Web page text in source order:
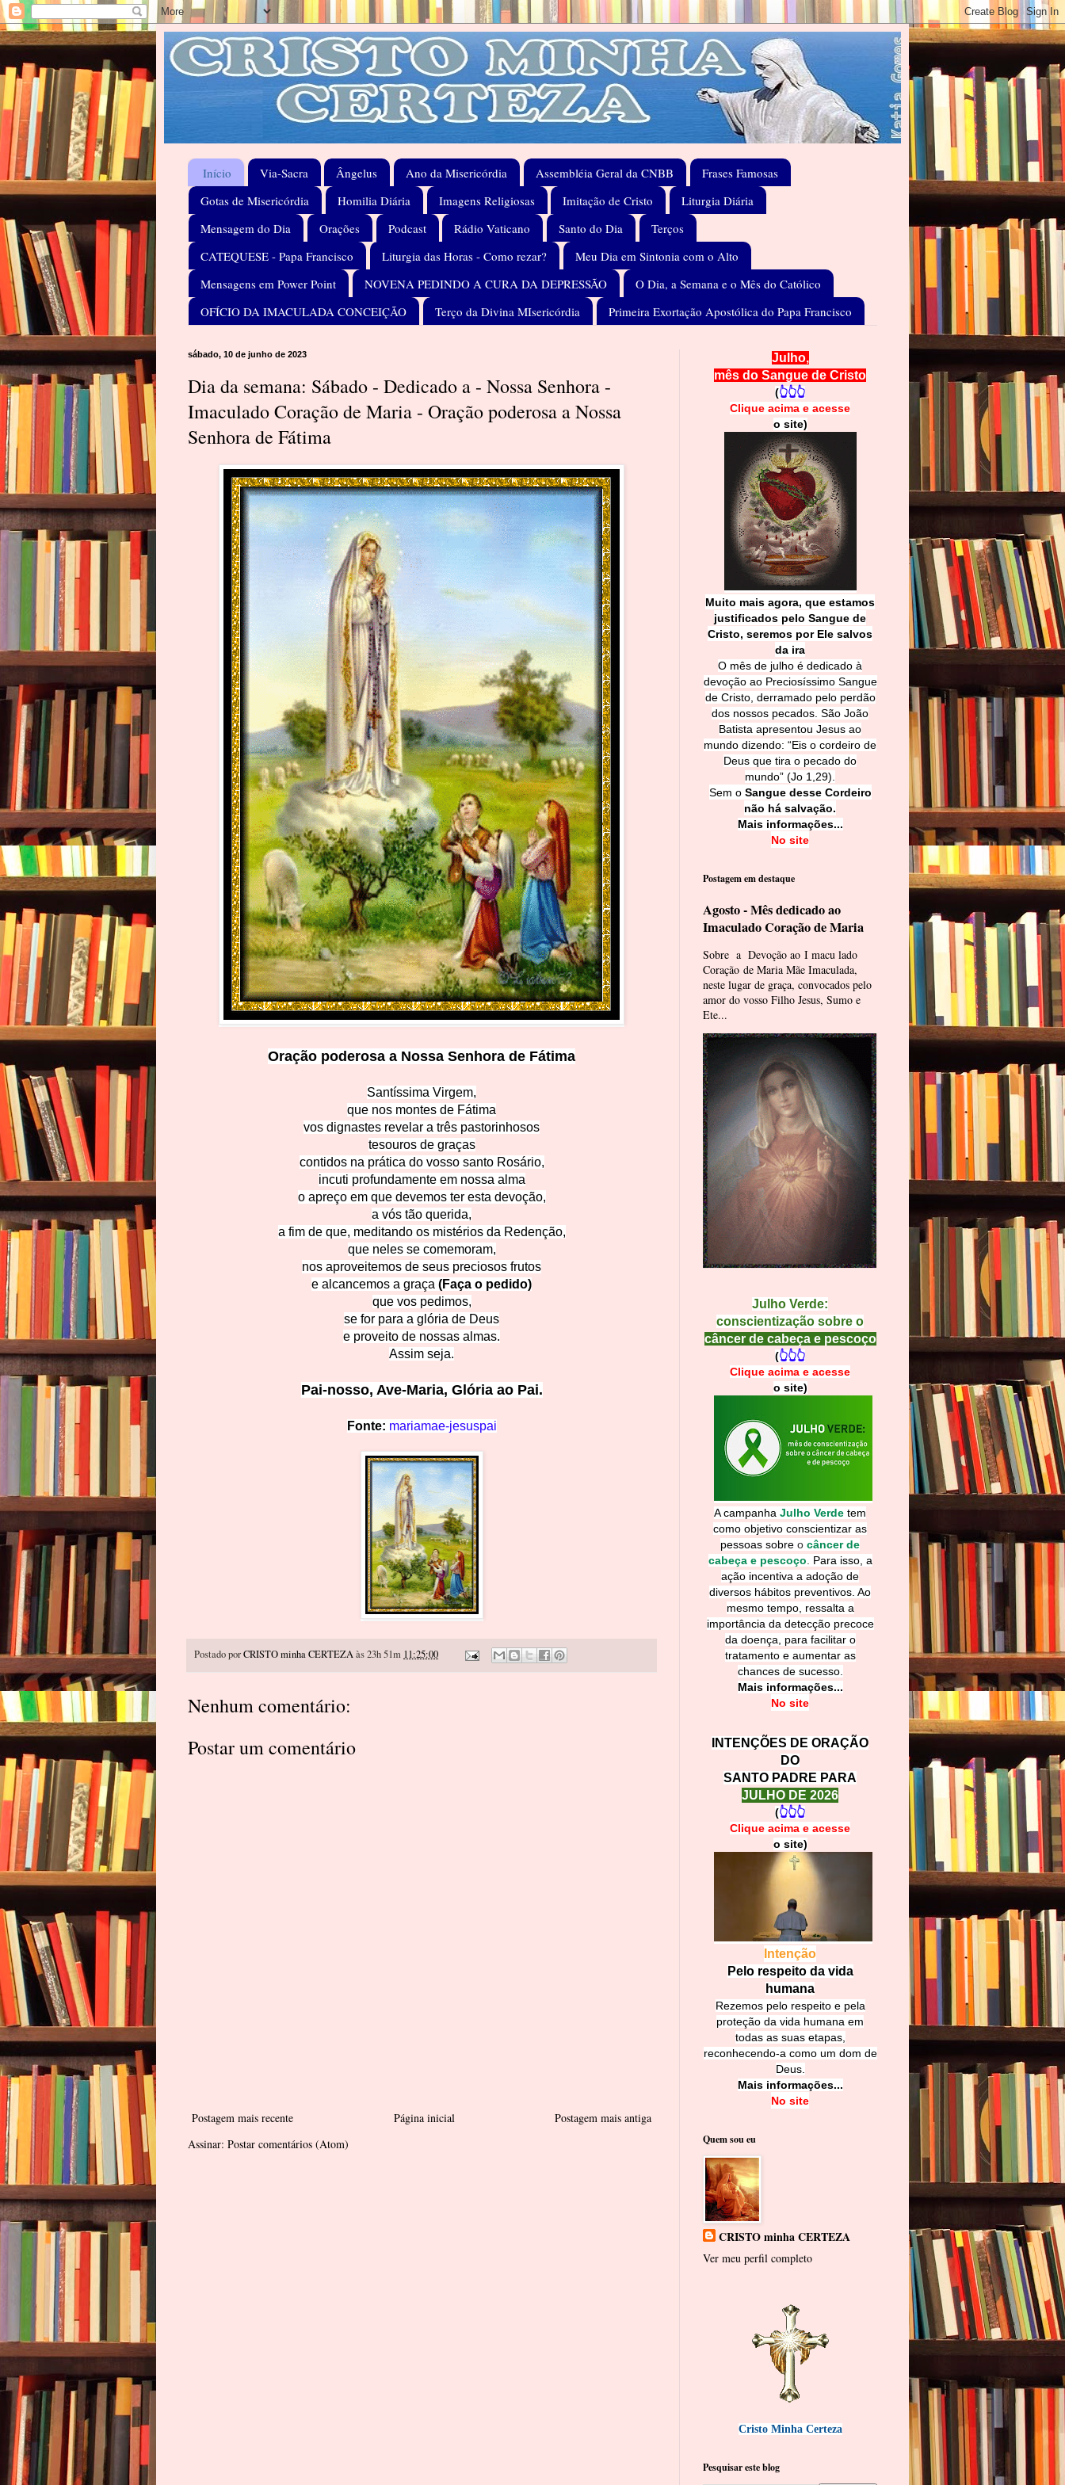
Início Via-Sacra Ângelus Ano da Misericórdia Assembléia Geral da CNBB
Frases Famosas
Gotas de Misericórdia
Homilia Diária Imagens Religiosas Imitação de Cristo
Liturgia Diária
Mensagem do Dia
Orações Podcast Rádio Vaticano Santo do Dia
Terços
CATEQUESE - Papa Francisco
Liturgia das Horas - Como rezar?
Meu Dia em Sintonia com o Alto
Mensagens em Power Point
NOVENA PEDINDO A CURA DA DEPRESSÃO
O Dia, a Semana e o Mês do Católico
OFÍCIO DA IMACULADA CONCEIÇÃO
Terço da Divina MIsericórdia Primeira Exortação Apostólica do Papa Francisco
sábado, 10 de junho de 2023
Dia da semana: Sábado - Dedicado a - Nossa Senhora -
Imaculado Coração de Maria - Oração poderosa a Nossa
Senhora de Fátima
Oração poderosa a Nossa Senhora de Fátima
Santíssima Virgem,
que nos montes de Fátima
vos dignastes revelar a três pastorinhosos
tesouros de graças
contidos na prática do vosso santo Rosário,
incuti profundamente em nossa alma
o apreço em que devemos ter esta devoção,
a vós tão querida,
a fim de que, meditando os mistérios da Redenção,
que neles se comemoram,
nos aproveitemos de seus preciosos frutos
e alcancemos a graça (Faça o pedido)
que vos pedimos,
se for para a glória de Deus
e proveito de nossas almas.
Assim seja.
Pai-nosso, Ave-Maria, Glória ao Pai.
Fonte: mariamae-jesuspai
Postado porCRISTO minha CERTEZAàs 23h 51m 11:25:00
Nenhum comentário:
Postar um comentário
Postagem mais recente Postagem mais antiga
Página inicial
Assinar: Postar comentários (Atom)
Julho,
mês do Sangue de Cristo
(👆👆👆
Clique acima e acesse
o site)
Muito mais agora, que estamos
justificados pelo Sangue de
Cristo, seremos por Ele salvos
da ira
O mês de julho é dedicado à
devoção ao Preciosíssimo Sangue
de Cristo, derramado pelo perdão
dos nossos pecados. São João
Batista apresentou Jesus ao
mundo dizendo: “Eis o cordeiro de
Deus que tira o pecado do
mundo” (Jo 1,29).
Sem o Sangue desse Cordeiro
não há salvação.
Mais informações...
No site
Postagem em destaque
Agosto - Mês dedicado ao
Imaculado Coração de Maria
Sobre a Devoção ao I macu lado
Coração de Maria Mãe Imaculada,
neste lugar de graça, convocados pelo
amor do vosso Filho Jesus, Sumo e
Ete...
Julho Verde:
conscientização sobre o
câncer de cabeça e pescoço
(👆👆👆
Clique acima e acesse
o site)
A campanha Julho Verde tem
como objetivo conscientizar as
pessoas sobre o câncer de
cabeça e pescoço
Para isso, a
ação incentiva a adoção de
diversos hábitos preventivos. Ao
mesmo tempo, ressalta a
importância da detecção precoce
da doença, para facilitar o
tratamento e aumentar as
chances de sucesso.
Mais informações...
No site
INTENÇÕES DE ORAÇÃO
DO
SANTO PADRE PARA
JULHO DE 2026
(👆👆👆
Clique acima e acesse
o site)
Intenção
Pelo respeito da vida
humana
Rezemos pelo respeito e pela
proteção da vida humana em
todas as suas etapas,
reconhecendo-a como um dom de
Deus.
Mais informações...
No site
Quem sou eu
CRISTO minha CERTEZA
Ver meu perfil completo
Cristo Minha Certeza
Pesquisar este blog